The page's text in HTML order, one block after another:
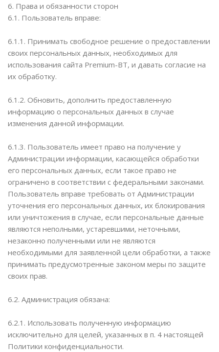
6. Права и обязанности сторон
6.1. Пользователь вправе:
6.1.1. Принимать свободное решение о предоставлении
своих персональных данных, необходимых для
использования сайта Premium-BT, и давать согласие на
их обработку.
6.1.2. Обновить, дополнить предоставленную
информацию о персональных данных в случае
изменения данной информации.
6.1.3. Пользователь имеет право на получение у
Администрации информации, касающейся обработки
его персональных данных, если такое право не
ограничено в соответствии с федеральными законами.
Пользователь вправе требовать от Администрации
уточнения его персональных данных, их блокирования
или уничтожения в случае, если персональные данные
являются неполными, устаревшими, неточными,
незаконно полученными или не являются
необходимыми для заявленной цели обработки, а также
принимать предусмотренные законом меры по защите
своих прав.
6.2. Администрация обязана:
6.2.1. Использовать полученную информацию
исключительно для целей, указанных в п. 4 настоящей
Политики конфиденциальности.